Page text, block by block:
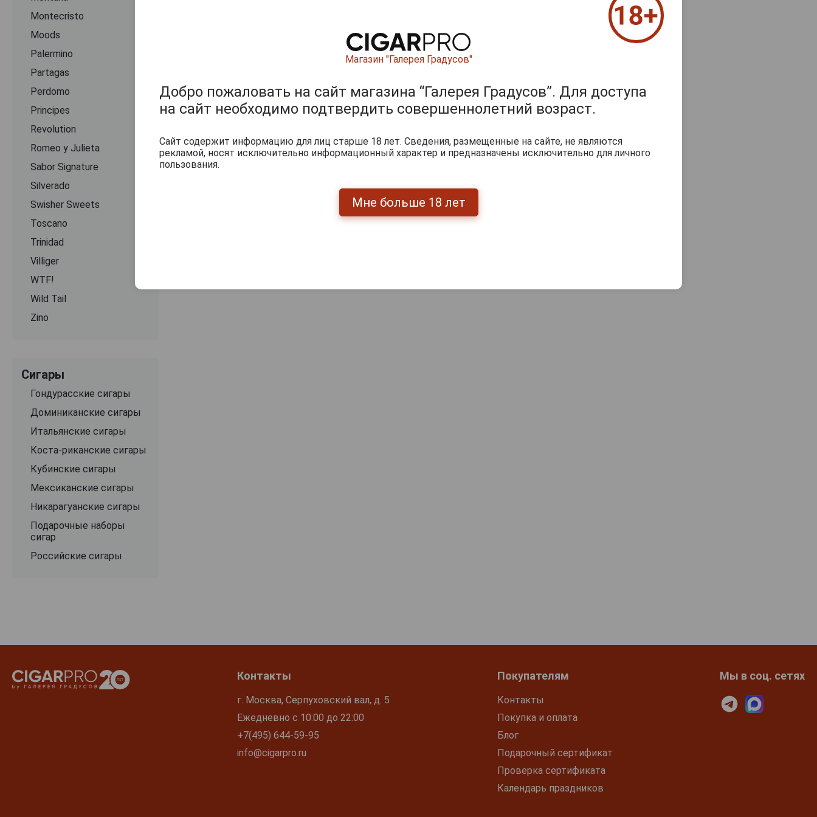
Montecristo
Moods
Palermino
Partagas
Perdomo
Principes
Revolution
Romeo y Julieta
Sabor Signature
Silverado
Swisher Sweets
Toscano
Trinidad
Villiger
WTF!
Wild Tail
Zino
Сигары
Гондурасские сигары
Доминиканские сигары
Итальянские сигары
Коста-риканские сигары
Кубинские сигары
Мексиканские сигары
Никарагуанские сигары
Подарочные наборы
сигар
Российские сигары
Контакты
г. Москва, Серпуховский вал, д. 5
Ежедневно с 10:00 до 22:00
+7(495) 644-59-95
info@cigarpro.ru
Покупателям
Контакты
Покупка и оплата
Блог
Подарочный сертификат
Проверка сертификата
Календарь праздников
Мы в соц. сетях
Магазин "Галерея Градусов"
Добро пожаловать на сайт магазина “Галерея Градусов”. Для доступа
на сайт необходимо подтвердить совершеннолетний возраст.
Сайт содержит информацию для лиц старше 18 лет. Сведения, размещенные на сайте, не являются
рекламой, носят исключительно информационный характер и предназначены исключительно для личного
пользования.
Мне больше 18 лет